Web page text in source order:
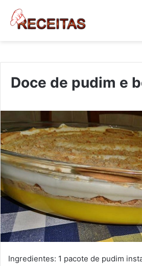
Doce de pudim e
Ingredientes: 1 pacote de pudim